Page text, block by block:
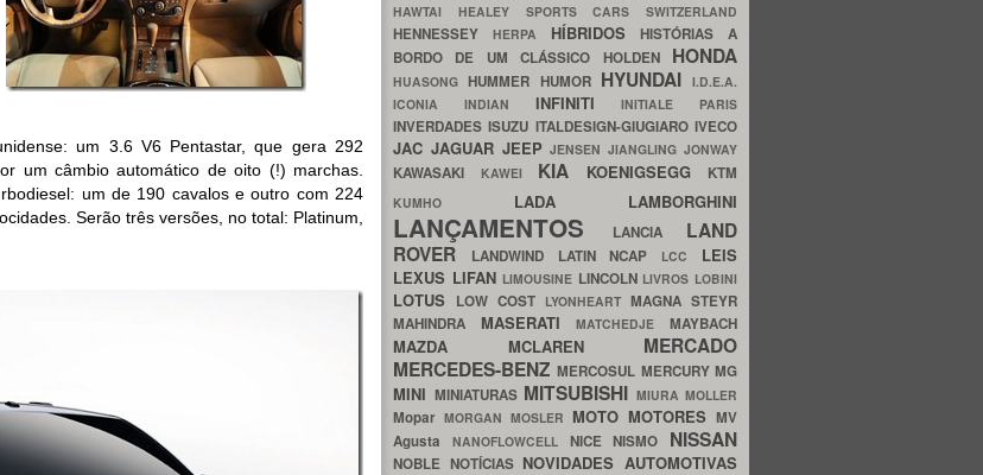
um 3.6 V6 Pentastar, que gera 292
um câmbio automático de oito (!) marchas.
um de 190 cavalos e outro com 224
Serão três versões, no total: Platinum,
HAWTAI HEALEY SPORTS CARS SWITZERLAND
HENNESSEY HERPA HÍBRIDOSHISTÓRIAS A
BORDO DE UM CLÁSSICO HOLDEN HONDA
HUASONGHUMMER HUMOR HYUNDAI I.D.E.A.
ICONIA INDIAN INFINITIINITIALE PARIS
INVERDADESISUZU ITALDESIGN-GIUGIAROIVECO
JAC JAGUAR JEEPJENSENJIANGLINGJONWAY
KAWASAKI KAWEI KIA KOENIGSEGG KTM
KUMHO LADA LAMBORGHINI
LANÇAMENTOS LANCIA LAND
ROVER
LANDWIND LATIN NCAP LCC LEIS
LEXUS LIFAN LIMOUSINE LINCOLN LIVROS LOBINI
LOTUS LOW COST LYONHEART MAGNA STEYR
MAHINDRA MASERATIMATCHEDJEMAYBACH
MAZDA MCLAREN MERCADO
MERCEDES-BENZMERCOSUL MERCURYMG
MINI MINIATURAS MITSUBISHI MIURA MOLLER
Mopar MORGAN MOSLER MOTO MOTORES MV
Agusta NANOFLOWCELL NICENISMO NISSAN
NOBLE NOTÍCIAS NOVIDADES AUTOMOTIVAS